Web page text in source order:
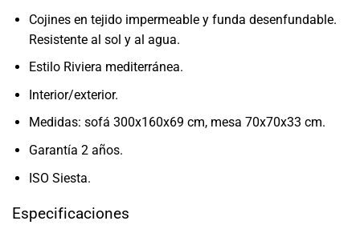
Cojines en tejido impermeable y funda desenfundable.
Resistente al sol y al agua.
Estilo Riviera mediterránea.
Interior/exterior.
Medidas: sofá 300x160x69 cm, mesa 70x70x33 cm.
Garantía 2 años.
ISO Siesta.
Especificaciones